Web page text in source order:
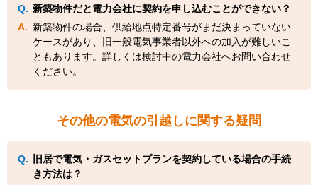
新築物件だと電力会社に契約を申し込むことができない？
新築物件の場合、供給地点特定番号がまだ決まっていない
ケースがあり、旧一般電気事業者以外への加入が難しいこ
ともあります。詳しくは検討中の電力会社へお問い合わせ
ください。
その他の電気の引越しに関する疑問
旧居で電気・ガスセットプランを契約している場合の手続
き方法は？